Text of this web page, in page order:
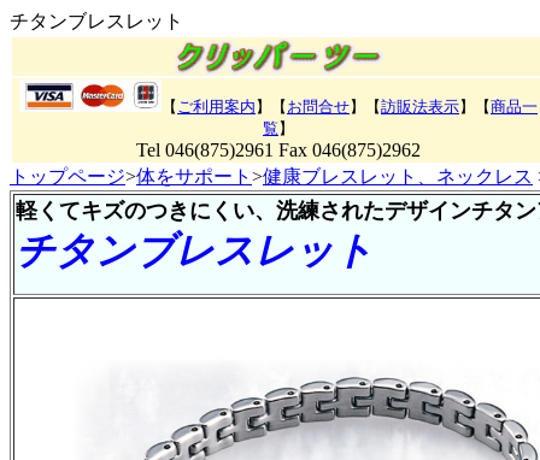
チタンブレスレット
【 ご利用案内 】【 お問合せ】【訪販法表示】 【商品一
覧 】
Tel 046(875)2961 Fax 046(875)2962
トップページ>体をサポート >健康ブレスレット、ネックレス
軽くてキズのつきにくい、洗練されたデザインチタ
チタンブレスレット